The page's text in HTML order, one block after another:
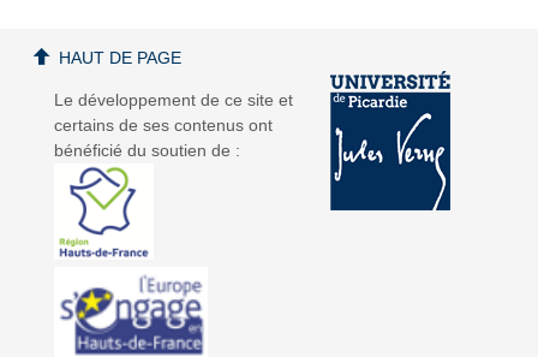
Le développement de ce site et
certains de ses contenus ont
bénéficié du soutien de :
HAUT DE PAGE